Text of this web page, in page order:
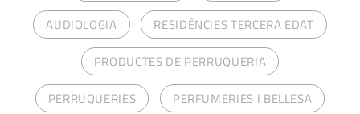
AUDIOLOGIA
RESIDÈNCIES TERCERA EDAT
PRODUCTES DE PERRUQUERIA
PERRUQUERIES
PERFUMERIES I BELLESA